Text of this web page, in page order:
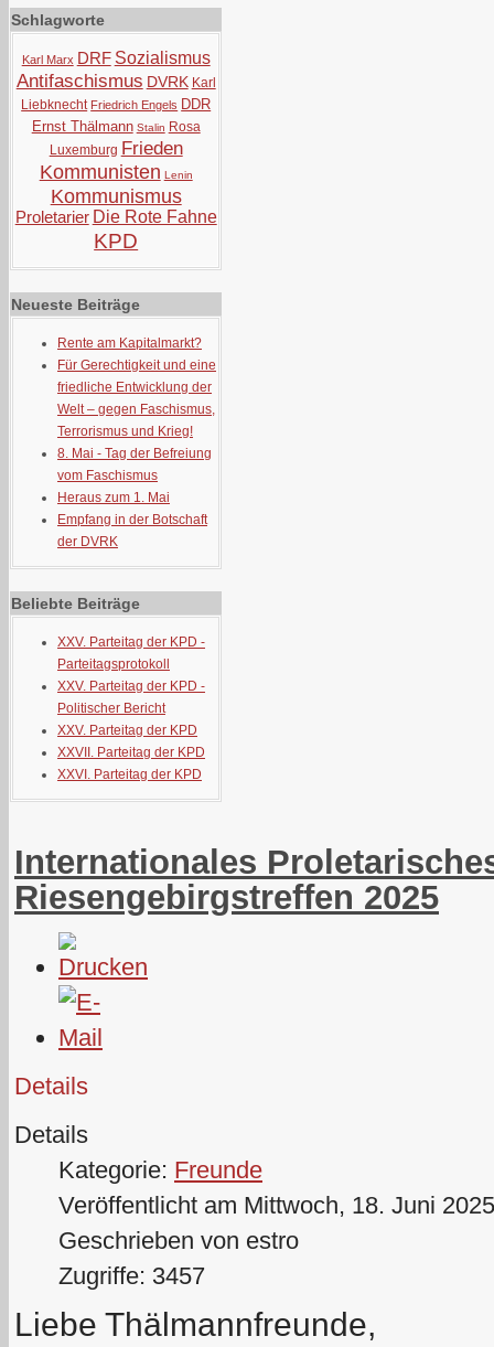
Schlagworte
Karl Marx DRF Sozialismus
Antifaschismus DVRK Karl
Liebknecht Friedrich Engels DDR
Ernst Thälmann Stalin Rosa
Luxemburg Frieden
Kommunisten Lenin
Kommunismus
Proletarier Die Rote Fahne
KPD
Neueste Beiträge
Rente am Kapitalmarkt?
Für Gerechtigkeit und eine
friedliche Entwicklung der
Welt – gegen Faschismus,
Terrorismus und Krieg!
8. Mai - Tag der Befreiung
vom Faschismus
Heraus zum 1. Mai
Empfang in der Botschaft
der DVRK
Beliebte Beiträge
XXV. Parteitag der KPD -
Parteitagsprotokoll
XXV. Parteitag der KPD -
Politischer Bericht
XXV. Parteitag der KPD
XXVII. Parteitag der KPD
XXVI. Parteitag der KPD
Internationales
Riesengebirgstreffen 2025
Details
Details
Kategorie: Freunde
Veröffentlicht am Mittwoch, 18. Juni
Geschrieben von estro
Zugriffe: 3457
Liebe Thälmannfreunde,